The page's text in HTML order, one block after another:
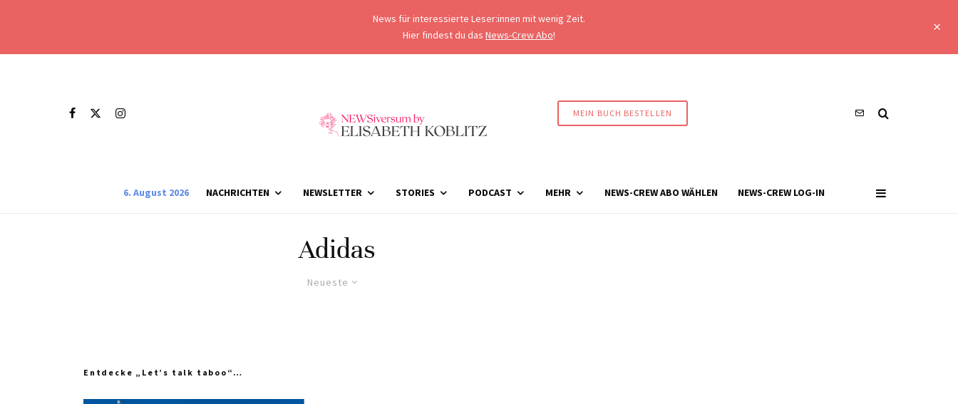
News für interessierte Leser:innen mit wenig Zeit.
Hier findest du das News-Crew Abo!
MEIN BUCH BESTELLEN
6. August 2026 NACHRICHTEN NEWSLETTER STORIES PODCAST MEHR NEWS-CREW ABO WÄHLEN NEWS-CREW LOG-IN
Adidas
Neueste
Entdecke „Let’s talk taboo“…